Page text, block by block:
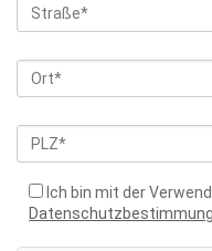
Ich bin mit der